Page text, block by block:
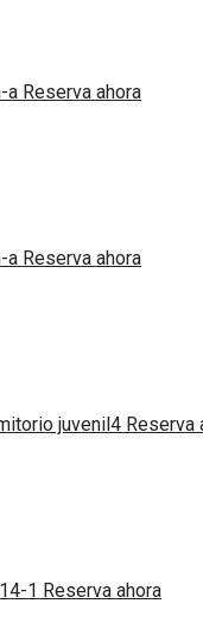
Reserva ahora
Reserva ahora
Reserva
Reserva ahora